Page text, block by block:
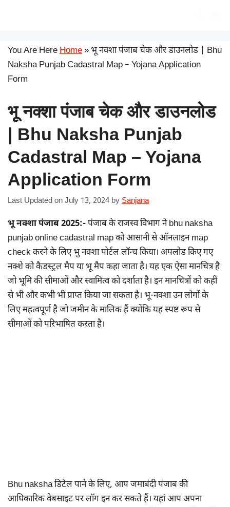
You Are HereHome»भू नक्शा पंजाब चेक और डाउनलोड | Bhu
Naksha Punjab Cadastral Map – Yojana Application
Form
भू नक्शा पंजाब चेक और डाउनलोड
| Bhu Naksha Punjab
Cadastral Map – Yojana
Application Form
Last Updated on July 13, 2024 by Sanjana
भू नक्शा पंजाब 2025:-पंजाब के राजस्व विभाग ने bhu naksha
punjab online cadastral map को आसानी से ऑनलाइन map
check करने के लिए भु नक्शा पोर्टल लॉन्च किया। अपलोड किए गए
नक्शे को कैडस्ट्रल मैप या भू मैप कहा जाता है। यह एक ऐसा मानचित्र है
जो भूमि की सीमाओं और स्वामित्व को दर्शाता है। इन मानचित्रों को कहीं
से भी और कभी भी प्राप्त किया जा सकता है। भू-नक्शा उन लोगों के
लिए महत्वपूर्ण है जो जमीन के मालिक हैं क्योंकि यह स्पष्ट रूप से
सीमाओं को परिभाषित करता है।
Bhu naksha डिटेल पाने के लिए, आप जमाबंदी पंजाब की
आधिकारिक वेबसाइट पर लॉग इन कर सकते हैं। यहां आप अपना